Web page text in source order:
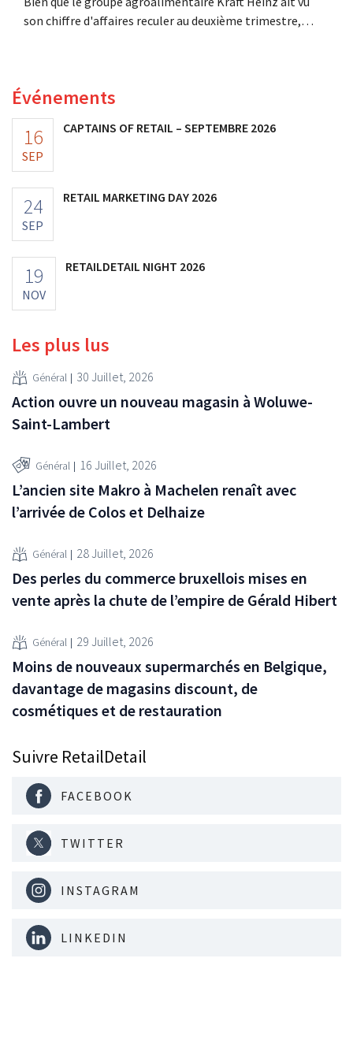
son chiffre d'affaires reculer au deuxième trimestre,
Événements
16
SEP
CAPTAINS OF RETAIL – SEPTEMBRE 2026
24
SEP
RETAIL MARKETING DAY 2026
19
NOV
RETAILDETAIL NIGHT 2026
Les plus lus
Général 30 Juillet, 2026
Action ouvre un nouveau magasin à Woluwe-
Saint-Lambert
Général 16 Juillet, 2026
L’ancien site Makro à Machelen renaît avec
l’arrivée de Colos et Delhaize
Général 28 Juillet, 2026
Des perles du commerce bruxellois mises en
vente après la chute de l’empire de Gérald Hibert
Général 29 Juillet, 2026
Moins de nouveaux supermarchés en Belgique,
davantage de magasins discount, de
cosmétiques et de restauration
Suivre RetailDetail
FACEBOOK
TWITTER
INSTAGRAM
LINKEDIN